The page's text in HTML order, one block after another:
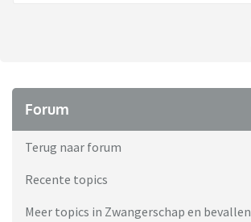
Forum
Terug naar forum
Recente topics
Meer topics in Zwangerschap en bevallen